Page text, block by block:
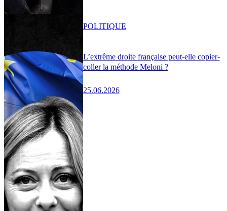
L’extrême droite française peut-elle copier-
coller la méthode Meloni ?
25.06.2026
POLITIQUE